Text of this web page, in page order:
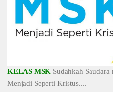
KELAS MSK Sudahkah
Menjadi Seperti Kristus....